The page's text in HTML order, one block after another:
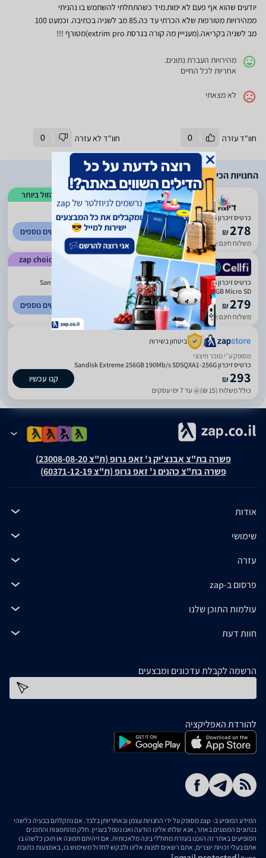
יודעים שהוא אף פעם לא ימות.מיד כשהתחלתי להשתמש בו נהניתי
ממהירויות מטורפות שלא הכרתי עד כה.85 מב לשניה בכתיבה. וכמעט 100
מב לשניה בקריאה.(מענייין מה קורה בגרסת extrim pro)מטורף !!!
מהירויות העברת נתונים.
אחריות לכל החיים
לא מצאתי
חוו"ד עזרה 0 חוו"ד לא עזרה 0
החנויות הכי זולות
הזול ביותר
2.91
(
2932
)
כרטיס זיכרון Sandisk Extreme 256GB 190Mb/s SDSQXA1-256G
₪278
משלוח חינם עד 5 ימי עסקים
לפרטים נוספים
zap choice
4.87
1268
)
כרטיס זיכרון SanDisk Extreme Extreme Micro SDXC 256GB SDSQXA1-256G
256GB Micro SD סנדיסק
₪279
משלוח חינם עד 7 ימי עסקים
לפרטים נוספים
ביטחון בשירות
מסופק ע״י מוכר חיצוני
כרטיס זיכרון Sandisk Extreme 256GB 190Mb/s SDSQXA1-256G
₪293
כולל משלוח (15 ₪) עד 7 ימי עסקים
קנו עכשיו
פשרה בת"צ אבנצ'יק נ' זאפ גרופ (ת"צ 23008-08-20)
פשרה בת"צ כהנים נ' זאפ גרופ (ת"צ 60371-12-19)
אודות
שימושי
עזרה
פרסום ב-zap
עולמות התוכן שלנו
חוות דעת
הרשמה לקבלת עדכונים ומבצעים
להורדת האפליקציה
המידע המופיע ב- zap מסופק על ידי החנויות עצמן ובאחריותן בלבד. אם נתקלתם בבעיה כלשהי
בנתונים המוצגים באתר, אנא שלחו אלינו הודעה ואנו נטפל בעניין. חלק מהתמונות והתכנים
המופיעים באתר זה הוכנו בעזרת מחוללי בינה מלאכותית. אם זיהיתם תמונה או תוכן כלשהו בו
אתם בעלי זכויות יוצרים, אתם רשאים לפנות אלינו ולבקש לחדול משימוש בו, באמצעות כתובת